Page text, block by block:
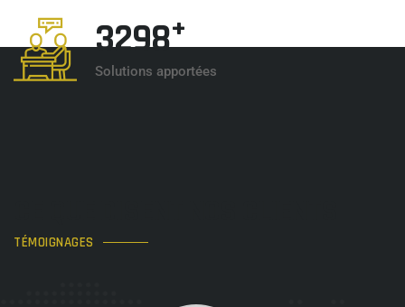
3400+
Solutions apportées
TÉMOIGNAGES